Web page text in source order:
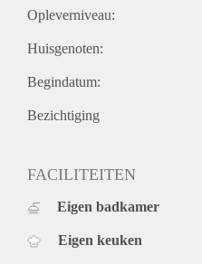
Opleverniveau:
Huisgenoten:
Begindatum:
Bezichtiging
FACILITEITEN
Eigen badkamer
Eigen keuken